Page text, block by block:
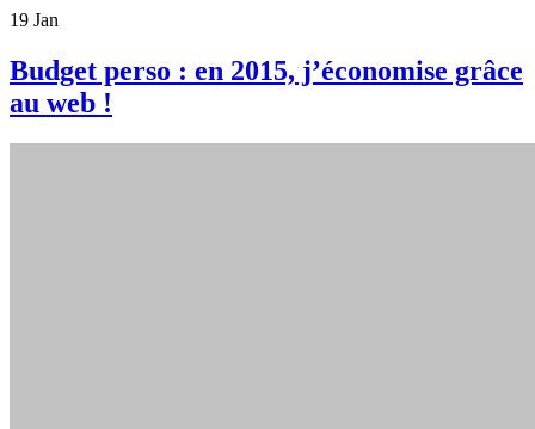
19 Jan
Budget perso : en 2015, j’économise grâce
au web !